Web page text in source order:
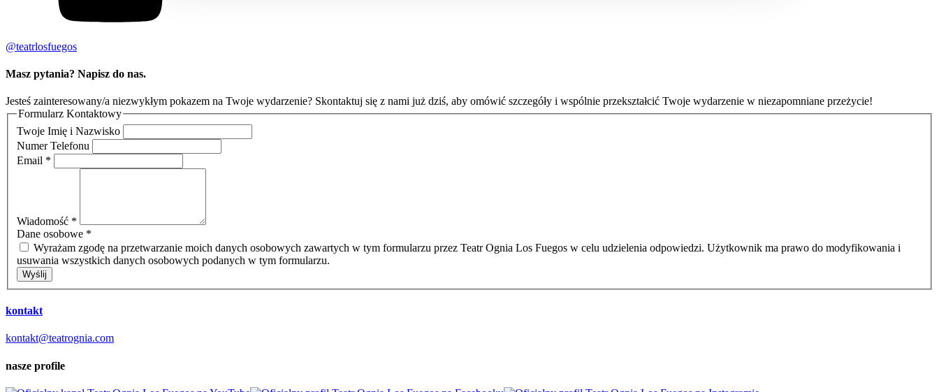
@teatrlosfuegos
Masz pytania? Napisz do nas.
Jesteś zainteresowany/a niezwykłym pokazem na Twoje wydarzenie? Skontaktuj się z nami już dziś, aby omówić szczegóły i wspólnie przekształcić Twoje wydarzenie w niezapomniane przeżycie!
Formularz Kontaktowy
Twoje Imię i Nazwisko
Numer Telefonu
Email *
Wiadomość *
Dane osobowe *
Wyrażam zgodę na przetwarzanie moich danych osobowych zawartych w tym formularzu przez Teatr Ognia Los Fuegos w celu udzielenia odpowiedzi. Użytkownik ma prawo do modyfikowania i
usuwania wszystkich danych osobowych podanych w tym formularzu.
Wyślij
kontakt
kontakt@teatrognia.com
nasze profile